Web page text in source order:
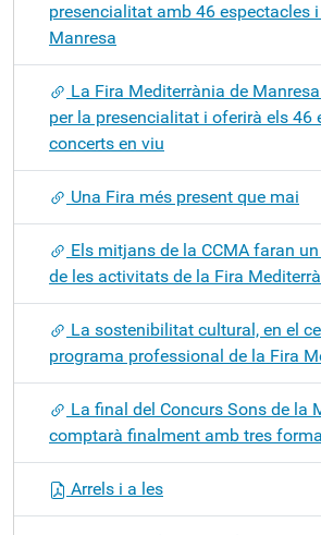
presencialitat amb 46 espectacles
Manresa
La Fira Mediterrània de
per la presencialitat i oferirà els 46
concerts en viu
Una Fira més present que mai
Els mitjans de la CCMA faran
de les activitats de la Fira
La sostenibilitat cultural, en el
programa professional de la Fira
La final del Concurs Sons de la
comptarà finalment amb tres
Arrels i a les